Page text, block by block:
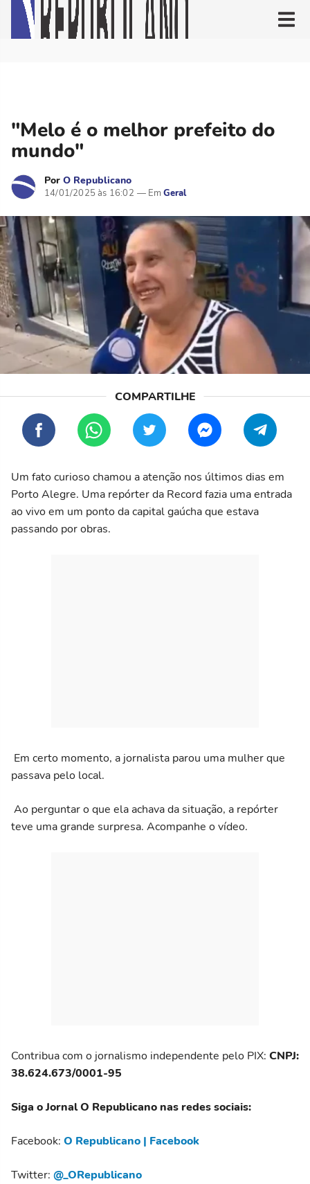
"Melo é o melhor prefeito do
mundo"
Por O Republicano
14/01/2025 às 16:02 Geral
Um fato curioso chamou a atenção nos últimos dias em
Porto Alegre. Uma repórter da Record fazia uma entrada
ao vivo em um ponto da capital gaúcha que estava
passando por obras.
Em certo momento, a jornalista parou uma mulher que
passava pelo local.
Ao perguntar o que ela achava da situação, a repórter
teve uma grande surpresa. Acompanhe o vídeo.
Contribua com o jornalismo independente pelo PIX: CNPJ:
38.624.673/0001-95
Siga o Jornal O Republicano nas redes sociais:
Facebook: O Republicano | Facebook
Twitter: @_ORepublicano